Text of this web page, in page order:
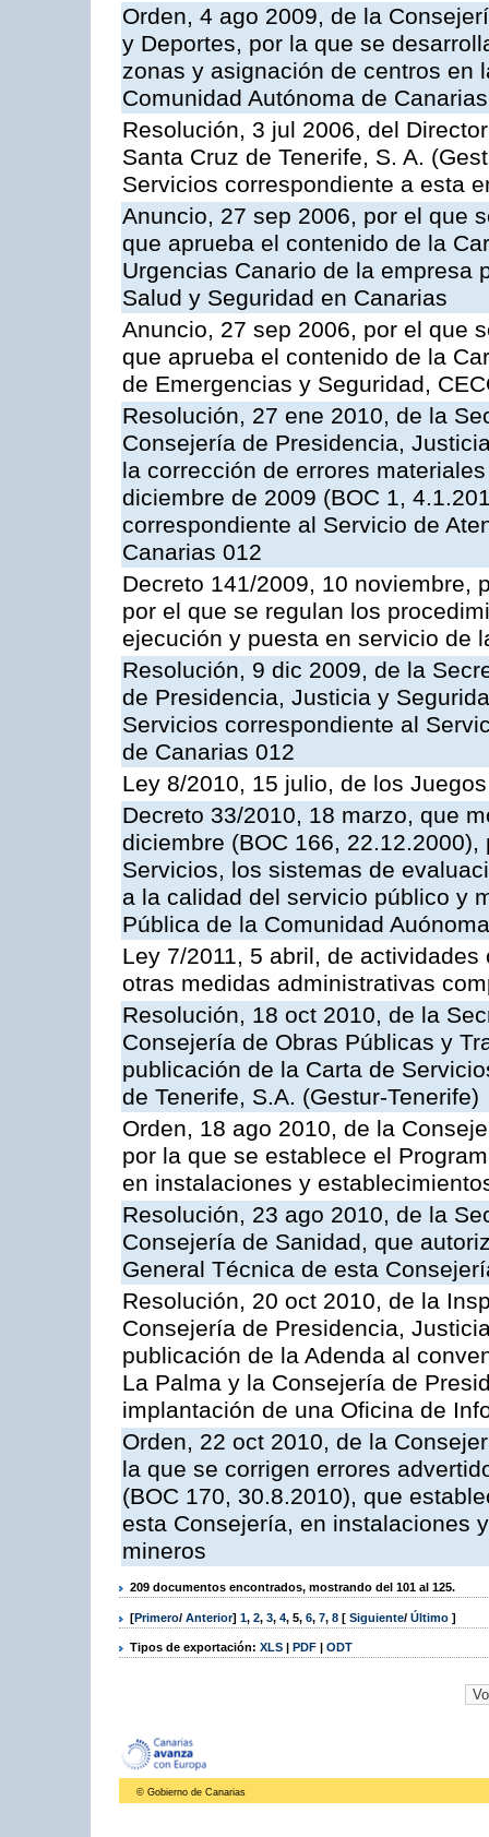
Orden, 4 ago 2009, de la
y Deportes, por la que se
zonas y asignación de centros en
Comunidad Autónoma de Canarias
Resolución, 3 jul 2006, del
Santa Cruz de Tenerife, S. A.
Servicios correspondiente a esta
Anuncio, 27 sep 2006, por el que
que aprueba el contenido de la
Urgencias Canario de la empresa
Salud y Seguridad en Canarias
Anuncio, 27 sep 2006, por el que
que aprueba el contenido de la
de Emergencias y Seguridad,
Resolución, 27 ene 2010, de la
Consejería de Presidencia,
la corrección de errores
diciembre de 2009 (BOC 1,
correspondiente al Servicio de
Canarias 012
Decreto 141/2009, 10 noviembre,
por el que se regulan los
ejecución y puesta en servicio de
Resolución, 9 dic 2009, de la
de Presidencia, Justicia y
Servicios correspondiente al
de Canarias 012
Ley 8/2010, 15 julio, de los
Decreto 33/2010, 18 marzo, que
diciembre (BOC 166,
Servicios, los sistemas de
a la calidad del servicio público y
Pública de la Comunidad
Ley 7/2011, 5 abril, de
otras medidas administrativas
Resolución, 18 oct 2010, de la
Consejería de Obras Públicas y
publicación de la Carta de
de Tenerife, S.A. (Gestur-Tenerife)
Orden, 18 ago 2010, de la
por la que se establece el
en instalaciones y
Resolución, 23 ago 2010, de la
Consejería de Sanidad, que
General Técnica de esta
Resolución, 20 oct 2010, de la
Consejería de Presidencia,
publicación de la Adenda al
La Palma y la Consejería de
implantación de una Oficina de
Orden, 22 oct 2010, de la
la que se corrigen errores
(BOC 170, 30.8.2010), que
esta Consejería, en instalaciones
mineros
209 documentos encontrados, mostrando del 101 al 125.
[Primero/ Anterior] 1, 2, 3, 4, 5, 6, 7, 8 [ Siguiente/ Último ]
Tipos de exportación: XLS | PDF | ODT
© Gobierno de Canarias